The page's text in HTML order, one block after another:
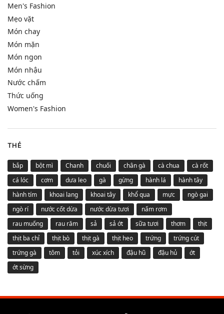
Men's Fashion
Mẹo vặt
Món chay
Món mặn
Món ngon
Món nhậu
Nước chấm
Thức uống
Women's Fashion
THẺ
bắp bột mì Chanh chuối chân gà cà chua
cà rốt
cá lóc
cơm dưa leo gà gừng hành lá
hành tây
hành tím
khoai lang khoai tây khổ qua mực
ngò gai
ngò rí
nước cốt dừa nước dừa tươi
nấm rơm
rau muống
rau răm sả sả ớt sữa tươi thơm
thịt
thịt ba chỉ
thịt bò thịt gà thịt heo trứng
trứng cút
trứng gà
tôm tỏi xúc xích đậu hũ đậu hủ
ớt
ớt sừng